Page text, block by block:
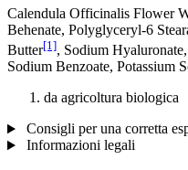
Calendula Officinalis Flower
Behenate, Polyglyceryl-6
Butter[1], Sodium
Sodium Benzoate, Potassium
da agricoltura biologica
Consigli per una corretta
Informazioni legali